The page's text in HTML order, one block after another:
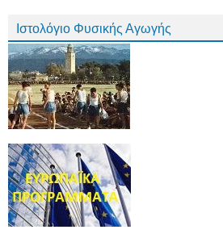
Ιστολόγιο Φυσικής Αγωγής